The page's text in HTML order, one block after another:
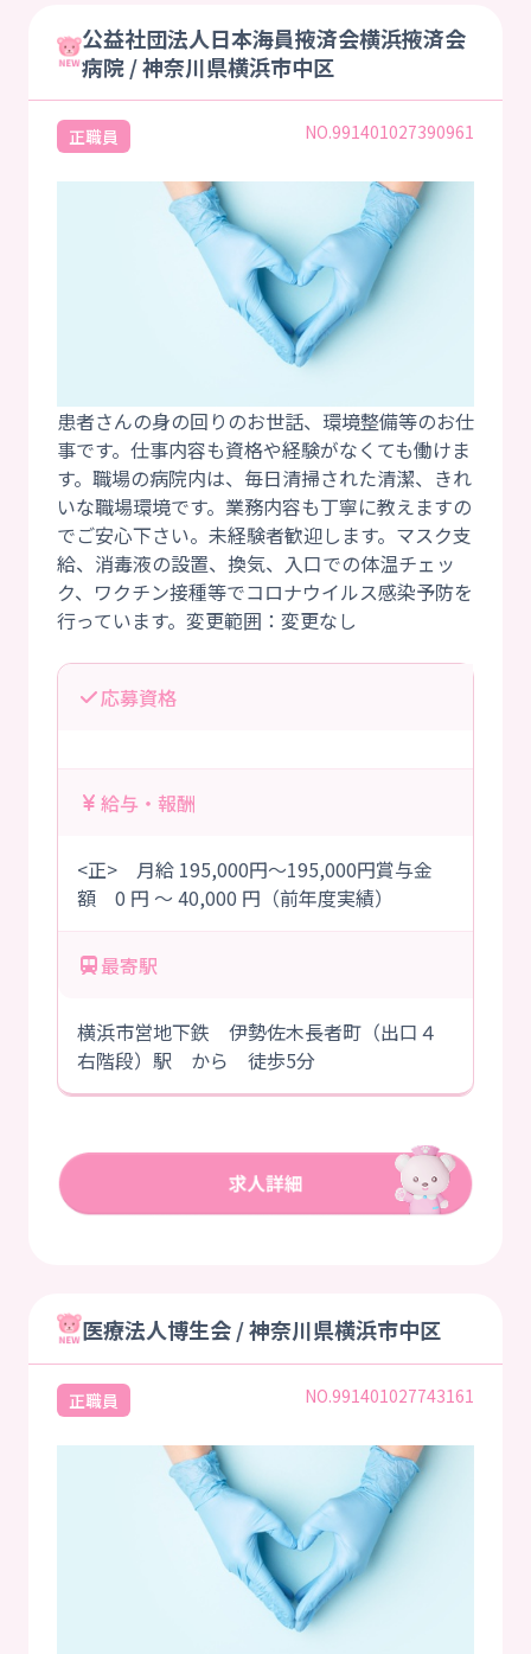
公益社団法人日本海員掖済会横浜掖済会
病院 / 神奈川県横浜市中区
正職員 NO.991401027390961
患者さんの身の回りのお世話、環境整備等のお仕
事です。仕事内容も資格や経験がなくても働けま
す。職場の病院内は、毎日清掃された清潔、きれ
いな職場環境です。業務内容も丁寧に教えますの
でご安心下さい。未経験者歓迎します。マスク支
給、消毒液の設置、換気、入口での体温チェッ
ク、ワクチン接種等でコロナウイルス感染予防を
応募資格
給与・報酬
<正> 月給 195,000円～195,000円賞与金
額 0 円 ～ 40,000 円（前年度実績）
最寄駅
横浜市営地下鉄 伊勢佐木長者町（出口４
右階段）駅 から 徒歩5分
医療法人博生会 / 神奈川県横浜市中区
正職員 NO.991401027743161